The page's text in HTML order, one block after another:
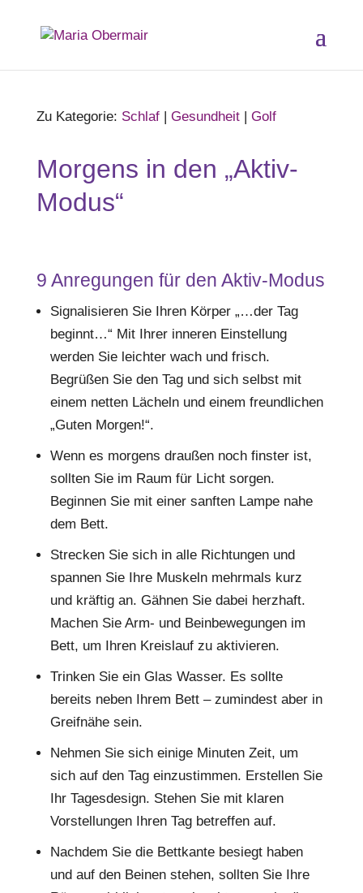
Zu Kategorie: Schlaf| Gesundheit| Golf
Morgens in den „Aktiv-
Modus“
9 Anregungen für den Aktiv-Modus
Signalisieren Sie Ihren Körper „…der Tag
beginnt…“ Mit Ihrer inneren Einstellung
werden Sie leichter wach und frisch.
Begrüßen Sie den Tag und sich selbst mit
einem netten Lächeln und einem freundlichen
„Guten Morgen!“.
Wenn es morgens draußen noch finster ist,
sollten Sie im Raum für Licht sorgen.
Beginnen Sie mit einer sanften Lampe nahe
dem Bett.
Strecken Sie sich in alle Richtungen und
spannen Sie Ihre Muskeln mehrmals kurz
und kräftig an. Gähnen Sie dabei herzhaft.
Machen Sie Arm- und Beinbewegungen im
Bett, um Ihren Kreislauf zu aktivieren.
Trinken Sie ein Glas Wasser. Es sollte
bereits neben Ihrem Bett – zumindest aber in
Greifnähe sein.
Nehmen Sie sich einige Minuten Zeit, um
sich auf den Tag einzustimmen. Erstellen Sie
Ihr Tagesdesign. Stehen Sie mit klaren
Vorstellungen Ihren Tag betreffen auf.
Nachdem Sie die Bettkante besiegt haben
und auf den Beinen stehen, sollten Sie Ihre